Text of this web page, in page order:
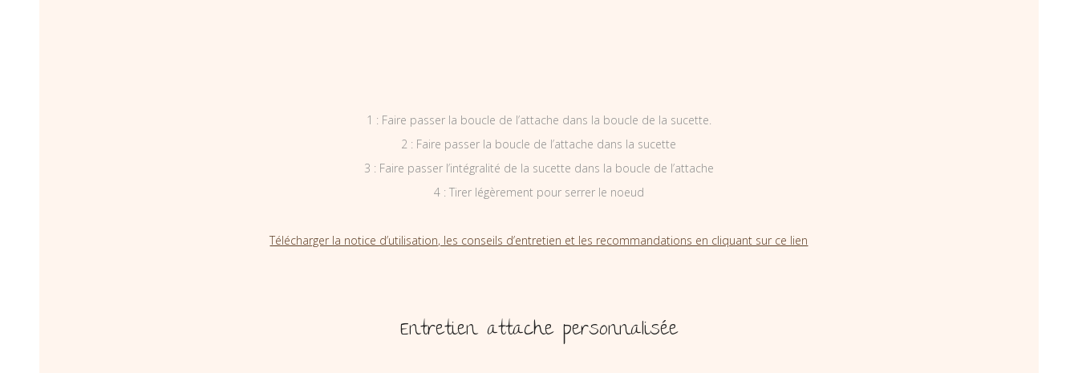
1 : Faire passer la boucle de l’attache dans la boucle de la sucette.
2 : Faire passer la boucle de l’attache dans la sucette
3 : Faire passer l’intégralité de la sucette dans la boucle de l’attache
4 : Tirer légèrement pour serrer le noeud
Télécharger la notice d’utilisation, les conseils d’entretien et les recommandations en cliquant sur ce lien
Entretien attache personnalisée